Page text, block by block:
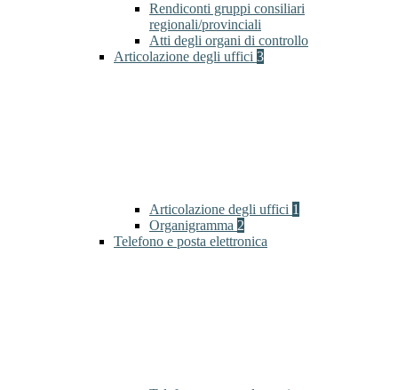
Rendiconti gruppi consiliari
regionali/provinciali
Atti degli organi di controllo
Articolazione degli uffici 3
Articolazione degli uffici 1
Organigramma 2
Telefono e posta elettronica